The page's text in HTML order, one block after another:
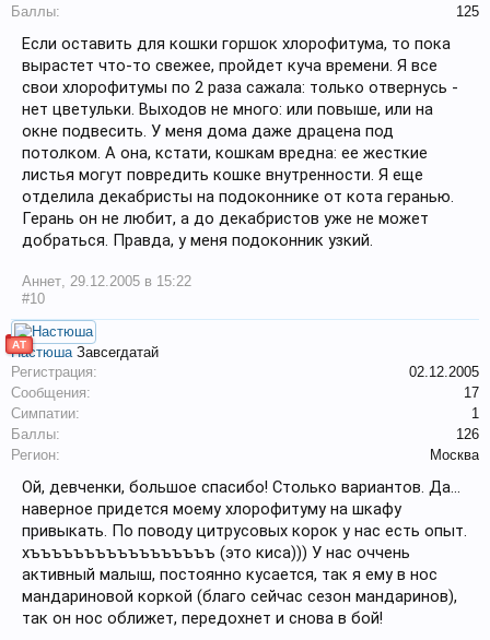
Баллы:
125
Если оставить для кошки горшок хлорофитума, то пока
вырастет что-то свежее, пройдет куча времени. Я все
свои хлорофитумы по 2 раза сажала: только отвернусь -
нет цветульки. Выходов не много: или повыше, или на
окне подвесить. У меня дома даже драцена под
потолком. А она, кстати, кошкам вредна: ее жесткие
листья могут повредить кошке внутренности. Я еще
отделила декабристы на подоконнике от кота геранью.
Герань он не любит, а до декабристов уже не может
добраться. Правда, у меня подоконник узкий.
Аннет, 29.12.2005 в 15:22
#10
АТ
Настюша Завсегдатай
Регистрация:
02.12.2005
Сообщения:
17
Симпатии:
1
Баллы:
126
Регион:
Москва
Ой, девченки, большое спасибо! Столько вариантов. Да...
наверное придется моему хлорофитуму на шкафу
привыкать. По поводу цитрусовых корок у нас есть опыт.
хъъъъъъъъъъъъъъъъъ (это киса))) У нас оччень
активный малыш, постоянно кусается, так я ему в нос
мандариновой коркой (благо сейчас сезон мандаринов),
так он нос оближет, передохнет и снова в бой!